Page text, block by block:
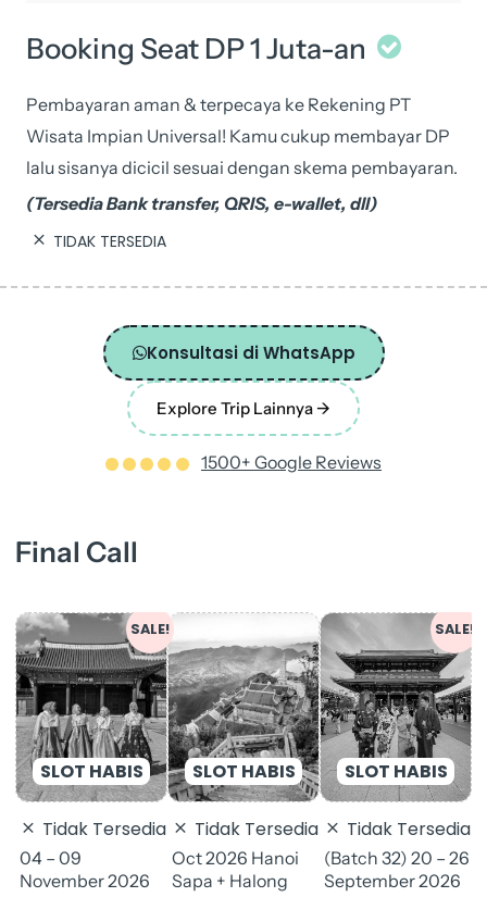
Booking Seat DP 1 Juta-an
Pembayaran aman & terpecaya ke Rekening PT
Wisata Impian Universal! Kamu cukup membayar DP
lalu sisanya dicicil sesuai dengan skema pembayaran.
(Tersedia Bank transfer, QRIS, e-wallet, dll)
TIDAK TERSEDIA
Konsultasi di WhatsApp
Explore Trip Lainnya ->
1500+ Google Reviews
Final Call
SALE!
Tidak Tersedia
04 – 09
November 2026
Original
price
was:
Rp 14.900.000.
Current
price
is:
Rp 13.000.000.
Tidak Tersedia
Oct 2026 Hanoi
Sapa + Halong
SALE!
Tidak Tersedia
(Batch 32) 20 – 26
September 2026
Original
price
was:
Rp 19.900.000.
price
is:
Rp